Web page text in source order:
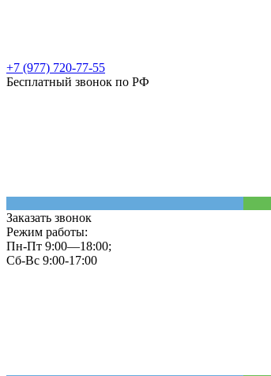
+7 (977) 720-77-55
Бесплатный звонок по РФ
Заказать звонок
Режим работы:
Пн-Пт 9:00—18:00;
Сб-Вс 9:00-17:00